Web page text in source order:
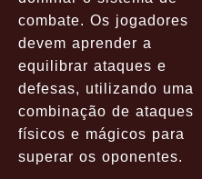
combate. Os jogadores
devem aprender a
equilibrar ataques e
defesas, utilizando uma
combinação de ataques
físicos e mágicos para
superar os oponentes.